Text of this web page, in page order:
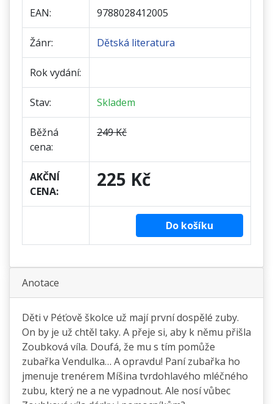
EAN: 9788028412005
Žánr: Dětská literatura
Rok vydání:
Stav: Skladem
Běžná
cena:
249 Kč
AKČNÍ
CENA:
225 Kč
Do košíku
Anotace
Děti v Péťově školce už mají první dospělé zuby.
On by je už chtěl taky. A přeje si, aby k němu přišla
Zoubková víla. Doufá, že mu s tím pomůže
zubařka Vendulka… A opravdu! Paní zubařka ho
jmenuje trenérem Míšina tvrdohlavého mléčného
zubu, který ne a ne vypadnout. Ale nosí vůbec